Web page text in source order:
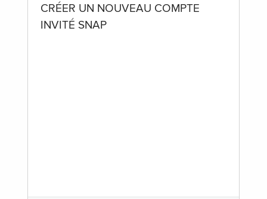
CRÉER UN NOUVEAU COMPTE
INVITÉ SNAP